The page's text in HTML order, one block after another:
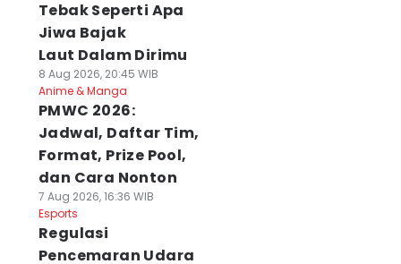
Tebak Seperti Apa
Jiwa Bajak
Laut Dalam Dirimu
8 Aug 2026, 20:45 WIB
Anime & Manga
PMWC 2026:
Jadwal, Daftar Tim,
Format, Prize Pool,
dan Cara Nonton
7 Aug 2026, 16:36 WIB
Esports
Regulasi
Pencemaran Udara